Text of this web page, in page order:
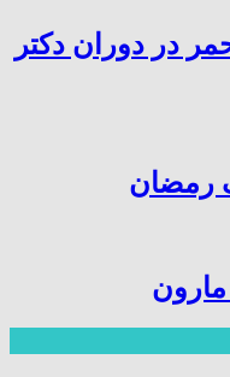
در دوران دکتر
رمضان
مارون